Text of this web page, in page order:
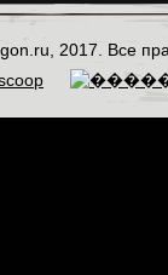
2017. Все